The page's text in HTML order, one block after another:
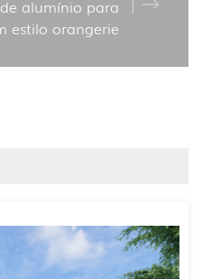
alumínio para
estilo orangerie